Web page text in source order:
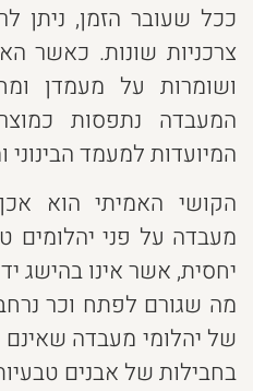
ככל שעובר הזמן, ניתן
צרכניות שונות. כאשר
ושומרות על מעמדן
המעבדה נתפסות
המיועדות למעמד הבינוני
הקושי האמיתי הוא
מעבדה על פני יהלומים
יחסית, אשר אינו בהישג
מה שגורם לפתח וכר
של יהלומי מעבדה שאינם
בחבילות של אבנים